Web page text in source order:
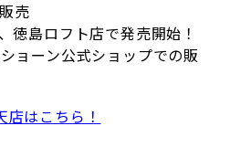
売
徳島ロフト店で発売開始！
ョーン公式ショップでの販
店はこちら！